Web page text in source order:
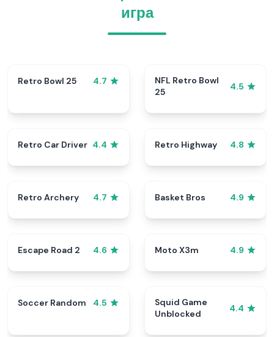
игра
Retro Bowl 25 4.7
NFL Retro Bowl
25
4.5
Retro Car Driver 4.4 Retro Highway 4.8
Retro Archery 4.7 Basket Bros 4.9
Escape Road 2 4.6 Moto X3m 4.9
Soccer Random 4.5
Squid Game
Unblocked
4.4